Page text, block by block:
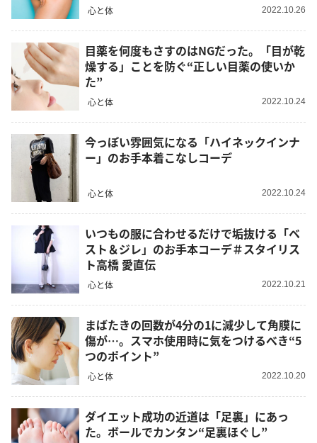
心と体 2022.10.26
目薬を何度もさすのはNGだった。「目が乾
燥する」ことを防ぐ“正しい目薬の使いか
た”
心と体 2022.10.24
今っぽい雰囲気になる「ハイネックインナ
ー」のお手本着こなしコーデ
心と体 2022.10.24
いつもの服に合わせるだけで垢抜ける「ベ
スト＆ジレ」のお手本コーデ＃スタイリス
ト高橋 愛直伝
心と体 2022.10.21
まばたきの回数が4分の1に減少して角膜に
傷が…。スマホ使用時に気をつけるべき“5
つのポイント”
心と体 2022.10.20
ダイエット成功の近道は「足裏」にあっ
た。ボールでカンタン“足裏ほぐし”